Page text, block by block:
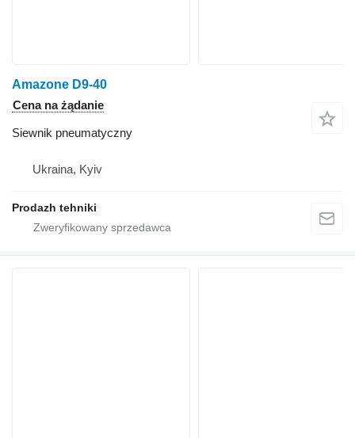
Amazone D9-40
Cena na żądanie
Siewnik pneumatyczny
Ukraina, Kyiv
Prodazh tehniki